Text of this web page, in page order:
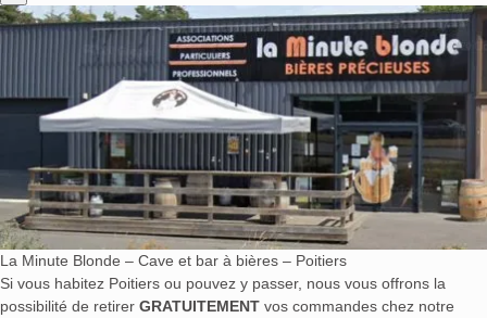
La Minute Blonde – Cave et bar à bières – Poitiers
Si vous habitez Poitiers ou pouvez y passer, nous vous offrons la
possibilité de retirer GRATUITEMENT vos commandes chez notre